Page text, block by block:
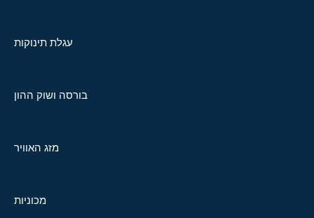
עגלת תינוקות
בורסה ושוק ההון
מזג האוויר
מכוניות